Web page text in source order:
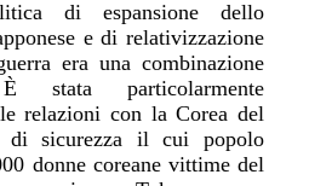
di espansione dello
e di relativizzazione
era una combinazione
stata particolarmente
relazioni con la Corea del
di sicurezza il cui popolo
donne coreane vittime del